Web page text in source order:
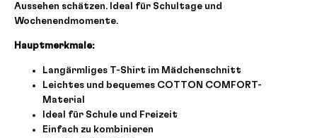
Aussehen schätzen. Ideal für Schultage und
Wochenendmomente.
Hauptmerkmale:
Langärmliges T-Shirt im Mädchenschnitt
Leichtes und bequemes COTTON COMFORT-
Material
Ideal für Schule und Freizeit
Einfach zu kombinieren